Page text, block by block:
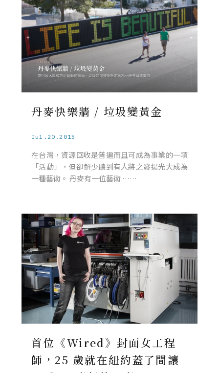
丹麥快樂牆 / 垃圾變黃金
Jul.20.2015
在台灣，資源回收是普遍而且可成為事業的一項
「活動」，但卻鮮少聽到有人將之發揚光大成為
一種藝術。 丹麥有一位藝術 ……
首位《Wired》封面女工程
師，25 歲就在紐約蓋了間讓